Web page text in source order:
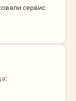
сервис